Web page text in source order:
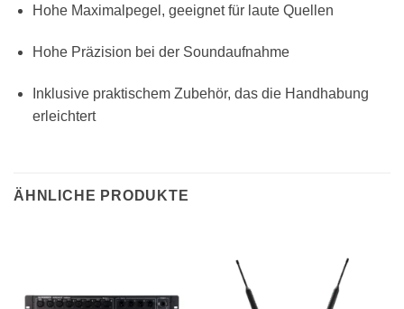
Hohe Maximalpegel, geeignet für laute Quellen
Hohe Präzision bei der Soundaufnahme
Inklusive praktischem Zubehör, das die Handhabung
erleichtert
ÄHNLICHE PRODUKTE